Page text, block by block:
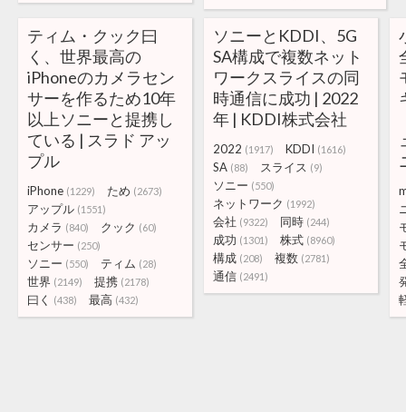
ティム・クック曰
く、世界最高の
iPhoneのカメラセン
サーを作るため10年
以上ソニーと提携し
ている | スラド アッ
プル
iPhone (1229) ため (2673)
アップル (1551)
カメラ (840) クック (60)
センサー (250)
ソニー (550) ティム (28)
世界 (2149) 提携 (2178)
曰く (438) 最高 (432)
ソニーとKDDI、5G
SA構成で複数ネット
ワークスライスの同
時通信に成功 | 2022
年 | KDDI株式会社
2022 (1917) KDDI (1616)
SA (88) スライス (9)
ソニー (550)
ネットワーク (1992)
会社 (9322) 同時 (244)
成功 (1301) 株式 (8960)
構成 (208) 複数 (2781)
通信 (2491)